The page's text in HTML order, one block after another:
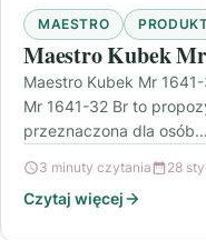
MAESTRO
Maestro Kubek
Maestro Kubek Mr
Mr 1641-32 Br to
przeznaczona dla osób…
3 minuty czytania 28
Czytaj więcej